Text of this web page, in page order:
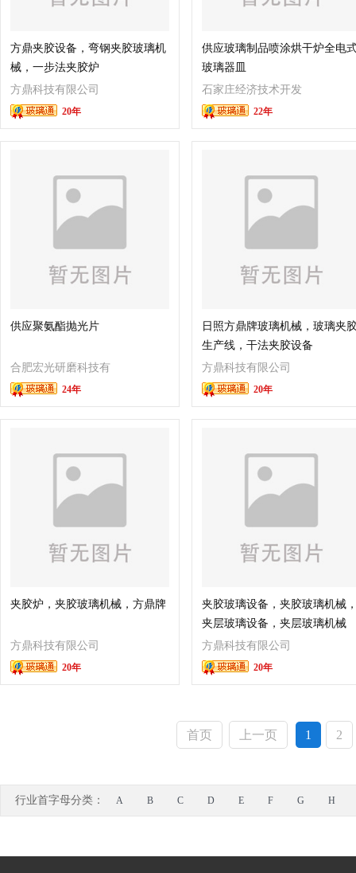
方鼎夹胶设备，弯钢夹胶玻璃机
械，一步法夹胶炉
方鼎科技有限公司
20年
供应玻璃制品喷涂烘干炉全电
玻璃器皿
石家庄经济技术开发
区新亚热工机械厂
22年
供应聚氨酯抛光片
合肥宏光研磨科技有
限公司 24年
日照方鼎牌玻璃机械，玻璃夹
生产线，干法夹胶设备
方鼎科技有限公司
20年
夹胶炉，夹胶玻璃机械，方鼎牌
方鼎科技有限公司
20年
夹胶玻璃设备，夹胶玻璃机械
夹层玻璃设备，夹层玻璃机械
方鼎科技有限公司
20年
首页 上一页 1 2
行业首字母分类： A B C D E F G H